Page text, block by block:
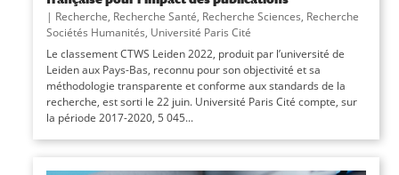
| Recherche, Recherche Santé, Recherche Sciences, Recherche
Sociétés Humanités, Université Paris Cité
Le classement CTWS Leiden 2022, produit par l’université de
Leiden aux Pays-Bas, reconnu pour son objectivité et sa
méthodologie transparente et conforme aux standards de la
recherche, est sorti le 22 juin. Université Paris Cité compte, sur
la période 2017-2020, 5 045...